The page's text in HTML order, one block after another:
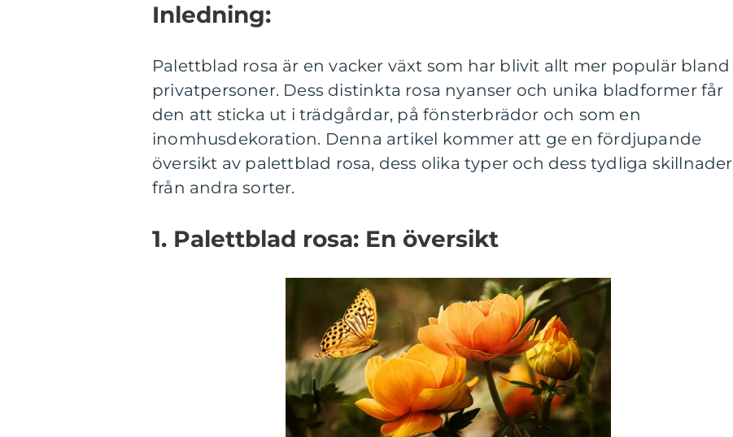
Inledning:
Palettblad rosa är en vacker växt som har blivit allt mer populär bland
privatpersoner. Dess distinkta rosa nyanser och unika bladformer får
den att sticka ut i trädgårdar, på fönsterbrädor och som en
inomhusdekoration. Denna artikel kommer att ge en fördjupande
översikt av palettblad rosa, dess olika typer och dess tydliga skillnader
från andra sorter.
1. Palettblad rosa: En översikt